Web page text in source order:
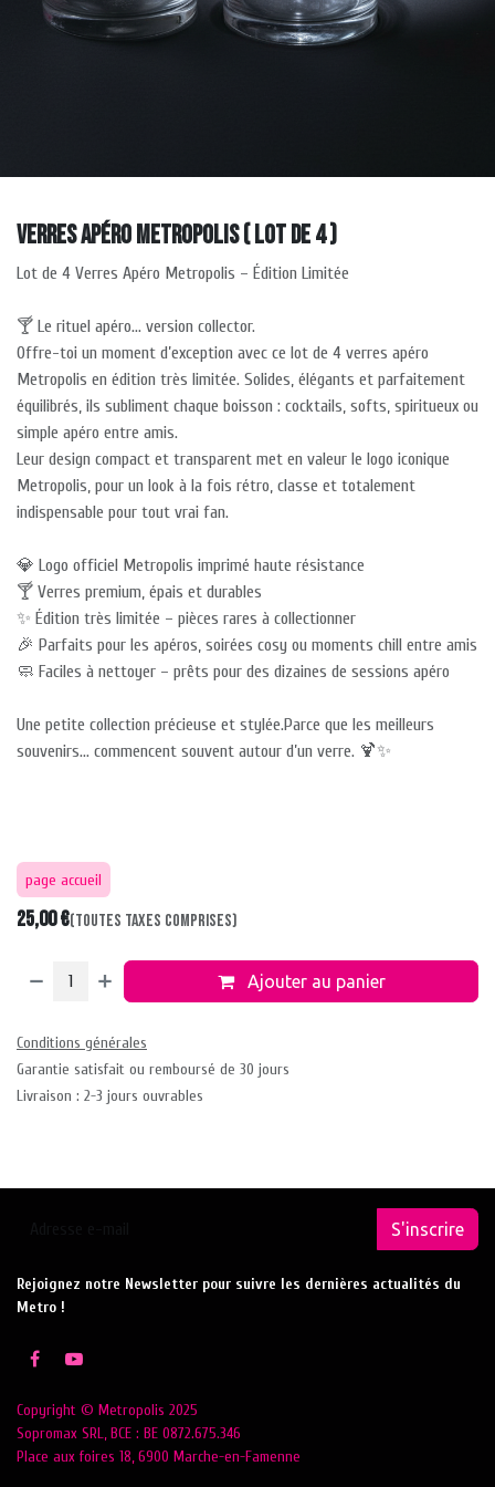
Verres Apéro Metropolis ( Lot de 4 )
Lot de 4 Verres Apéro Metropolis – Édition Limitée
🍸 Le rituel apéro… version collector.
Offre-toi un moment d’exception avec ce lot de 4 verres apéro
Metropolis en édition très limitée. Solides, élégants et parfaitement
équilibrés, ils subliment chaque boisson : cocktails, softs, spiritueux ou
simple apéro entre amis.
Leur design compact et transparent met en valeur le logo iconique
Metropolis, pour un look à la fois rétro, classe et totalement
indispensable pour tout vrai fan.
💎 Logo officiel Metropolis imprimé haute résistance
🍸 Verres premium, épais et durables
✨ Édition très limitée – pièces rares à collectionner
🎉 Parfaits pour les apéros, soirées cosy ou moments chill entre amis
🧼 Faciles à nettoyer – prêts pour des dizaines de sessions apéro
Une petite collection précieuse et stylée.Parce que les meilleurs
souvenirs… commencent souvent autour d’un verre. 🍹✨
page accueil
25,00€(Toutes taxes comprises)
Ajouter au panier
Conditions générales
Garantie satisfait ou remboursé de 30 jours
Livraison : 2-3 jours ouvrables
S'inscrire
Rejoignez notre Newsletter pour suivre les dernières actualités du
Metro !
Copyright © Metropolis 2025
Sopromax SRL, BCE : BE 0872.675.346
Place aux foires 18, 6900 Marche-en-Famenne